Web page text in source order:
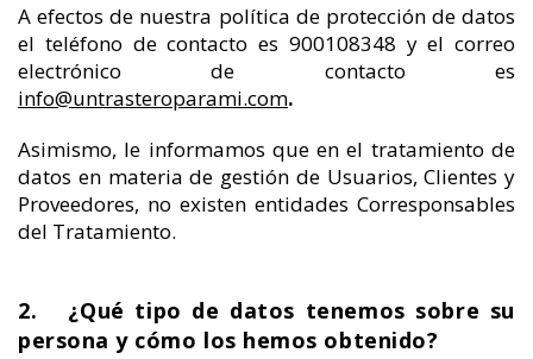
A efectos de nuestra política de protección de datos
el teléfono de contacto es 900108348 y el correo
electrónico de contacto es
info@untrasteroparami.com.
Asimismo, le informamos que en el tratamiento de
datos en materia de gestión de Usuarios, Clientes y
Proveedores, no existen entidades Corresponsables
del Tratamiento.
2. ¿Qué tipo de datos tenemos sobre su
persona y cómo los hemos obtenido?